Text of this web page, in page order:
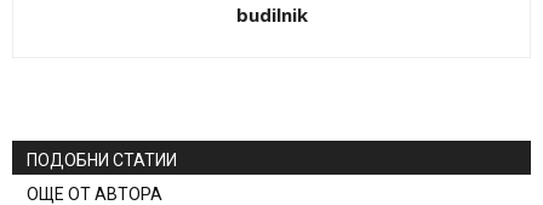
budilnik
ПОДОБНИ СТАТИИ
ОЩЕ ОТ АВТОРА